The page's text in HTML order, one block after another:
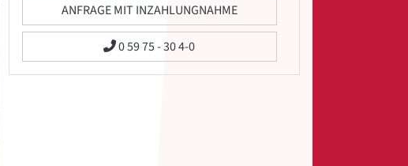
ANFRAGE MIT INZAHLUNGNAHME
0 59 75 - 30 4-0